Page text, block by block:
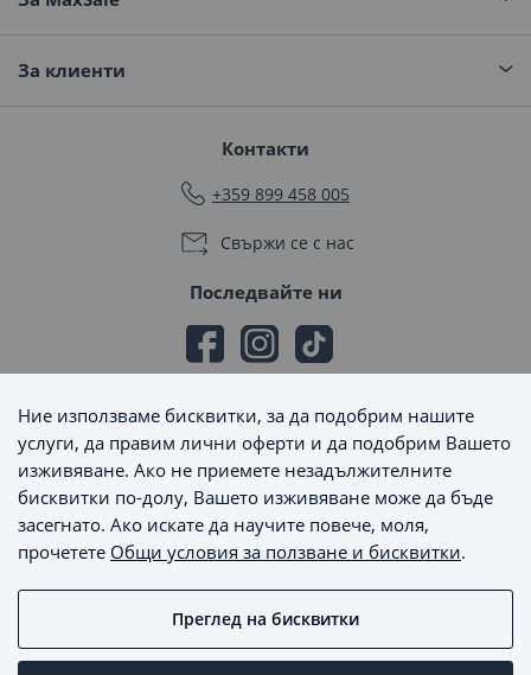
За клиенти
Контакти
+359 899 458 005
Свържи се с нас
Последвайте ни
Начини на плащане
Начини на доставка
Ние използваме бисквитки, за да подобрим нашите
услуги, да правим лични оферти и да подобрим Вашето
изживяване. Ако не приемете незадължителните
бисквитки по-долу, Вашето изживяване може да бъде
засегнато. Ако искате да научите повече, моля,
прочетете Общи условия за ползване и бисквитки.
Преглед на бисквитки